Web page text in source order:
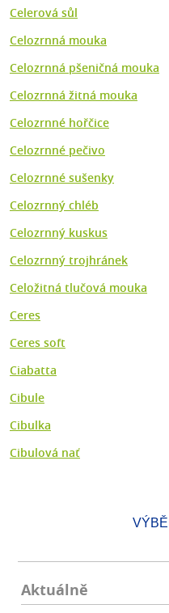
Celerová sůl
Celozrnná mouka
Celozrnná pšeničná mouka
Celozrnná žitná mouka
Celozrnné hořčice
Celozrnné pečivo
Celozrnné sušenky
Celozrnný chléb
Celozrnný kuskus
Celozrnný trojhránek
Celožitná tlučová mouka
Ceres
Ceres soft
Ciabatta
Cibule
Cibulka
Cibulová nať
Aktuálně